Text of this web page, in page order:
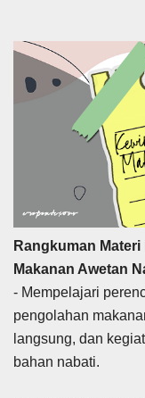
Rangkuman
Makanan Awetan
- Mempelajari
pengolahan
langsung, dan
bahan nabati.